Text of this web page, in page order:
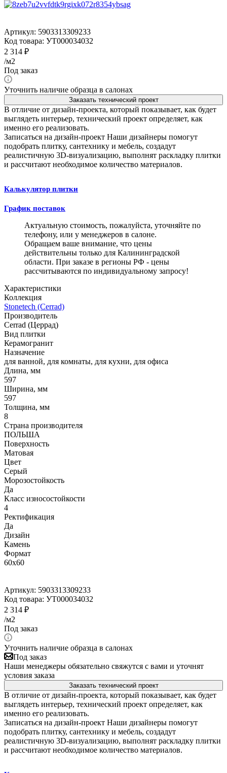
Артикул: 5903313309233
Код товара: УТ000034032
2 314 ₽
/м2
Под заказ
Уточнить наличие образца в салонах
Заказать технический проект
В отличие от дизайн-проекта, который показывает, как будет
выглядеть интерьер, технический проект определяет, как
именно его реализовать.
Записаться на дизайн-проект Наши дизайнеры помогут
подобрать плитку, сантехнику и мебель, создадут
реалистичную 3D-визуализацию, выполнят раскладку плитки
и рассчитают необходимое количество материалов.
Калькулятор плитки
График поставок
Актуальную стоимость, пожалуйста, уточняйте по
телефону, или у менеджеров в салоне.
Обращаем ваше внимание, что цены
действительны только для Калининградской
области. При заказе в регионы РФ - цены
рассчитываются по индивидуальному запросу!
Характеристики
Коллекция
Stonetech (Cerrad)
Производитель
Cerrad (Церрад)
Вид плитки
Керамогранит
Назначение
для ванной, для комнаты, для кухни, для офиса
Длина, мм
597
Ширина, мм
597
Толщина, мм
8
Страна производителя
ПОЛЬША
Поверхность
Матовая
Цвет
Серый
Морозостойкость
Да
Класс износостойкости
4
Ректификация
Да
Дизайн
Камень
Формат
60x60
Артикул: 5903313309233
Код товара: УТ000034032
2 314 ₽
/м2
Под заказ
Уточнить наличие образца в салонах
Под заказ
Наши менеджеры обязательно свяжутся с вами и уточнят
условия заказа
Заказать технический проект
В отличие от дизайн-проекта, который показывает, как будет
выглядеть интерьер, технический проект определяет, как
именно его реализовать.
Записаться на дизайн-проект Наши дизайнеры помогут
подобрать плитку, сантехнику и мебель, создадут
реалистичную 3D-визуализацию, выполнят раскладку плитки
и рассчитают необходимое количество материалов.